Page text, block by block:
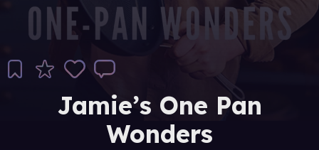
Jamie’s One Pan
Wonders